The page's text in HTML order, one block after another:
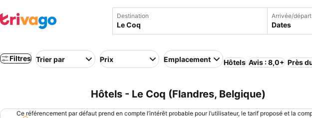
Destination Arrivée/départ
Dates
Filtres Trier par Prix Emplacement Hôtels Avis : 8,0+ Près
Hôtels - Le Coq (Flandres, Belgique)
Ce référencement par défaut prend en compte l’intérêt probable pour l’utilisateur, le tarif proposé et la